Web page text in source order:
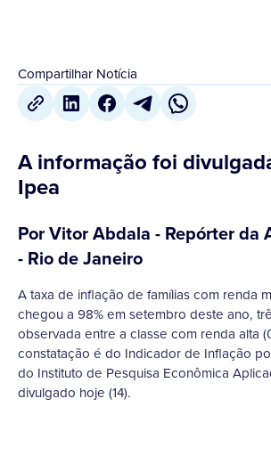
Compartilhar Notícia
A informação foi
Ipea
Por Vitor Abdala - Repórter da
- Rio de Janeiro
A taxa de inflação de famílias com renda
chegou a 98% em setembro deste ano,
observada entre a classe com renda alta
constatação é do Indicador de Inflação
do Instituto de Pesquisa Econômica
divulgado hoje (14).